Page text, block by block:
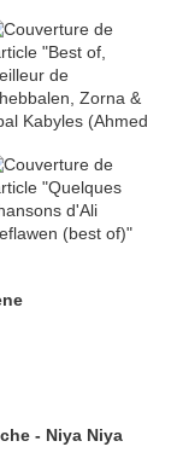
- Niya Niya